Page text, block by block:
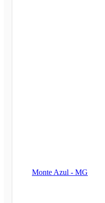
Monte Azul - MG